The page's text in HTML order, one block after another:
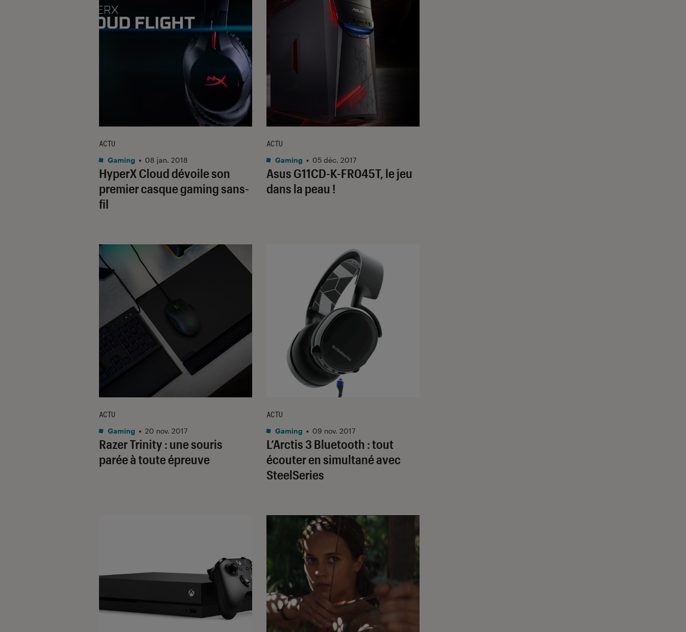
HyperX Cloud dévoile son
premier casque gaming sans-
fil
ACTU
Gaming • 08 jan. 2018
Asus G11CD-K-FR045T, le jeu
dans la peau !
ACTU
Gaming • 05 déc. 2017
Razer Trinity : une souris
parée à toute épreuve
ACTU
Gaming • 20 nov. 2017
L’Arctis 3 Bluetooth : tout
écouter en simultané avec
SteelSeries
ACTU
Gaming • 09 nov. 2017